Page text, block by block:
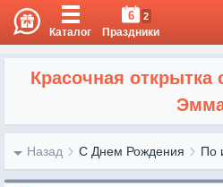
Каталог
6 2
Праздники
Красочная
Назад С Днем Рождения По